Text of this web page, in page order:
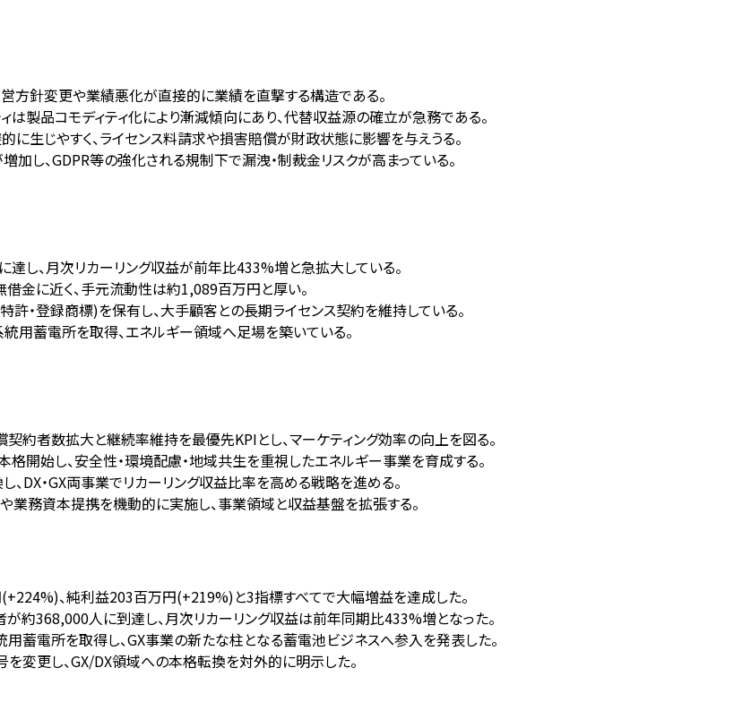
方針変更や業績悪化が直接的に業績を直撃する構造である。
製品コモディティ化により漸減傾向にあり、代替収益源の確立が急務である。
生じやすく、ライセンス料請求や損害賠償が財政状態に影響を与えうる。
し、GDPR等の強化される規制下で漏洩・制裁金リスクが高まっている。
し、月次リカーリング収益が前年比433%増と急拡大している。
金に近く、手元流動性は約1,089百万円と厚い。
・登録商標)を保有し、大手顧客との長期ライセンス契約を維持している。
用蓄電所を取得、エネルギー領域へ足場を築いている。
約者数拡大と継続率維持を最優先KPIとし、マーケティング効率の向上を図る。
始し、安全性・環境配慮・地域共生を重視したエネルギー事業を育成する。
DX・GX両事業でリカーリング収益比率を高める戦略を進める。
務資本提携を機動的に実施し、事業領域と収益基盤を拡張する。
、純利益203百万円(+219%)と3指標すべてで大幅増益を達成した。
約368,000人に到達し、月次リカーリング収益は前年同期比433%増となった。
蓄電所を取得し、GX事業の新たな柱となる蓄電池ビジネスへ参入を発表した。
更し、GX/DX領域への本格転換を対外的に明示した。